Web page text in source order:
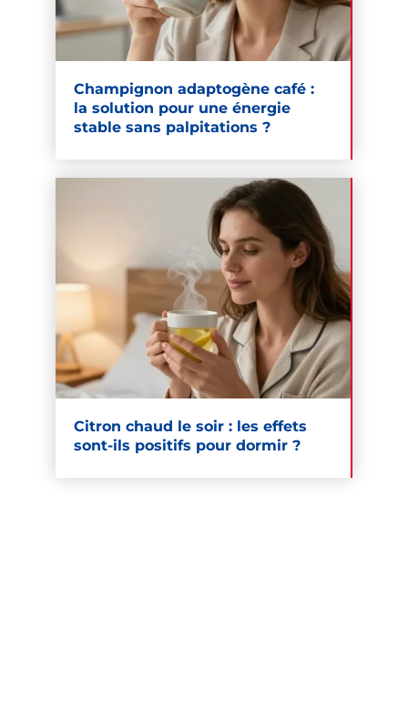
Champignon adaptogène café :
la solution pour une énergie
stable sans palpitations ?
Citron chaud le soir : les effets
sont-ils positifs pour dormir ?